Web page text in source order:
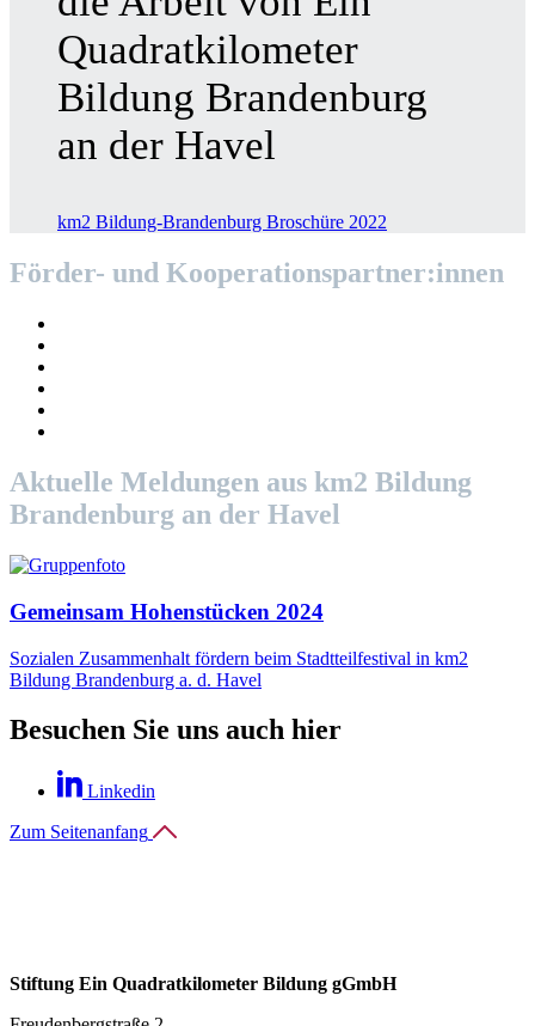
Quadratkilometer
Bildung Brandenburg
an der Havel
km2 Bildung-Brandenburg Broschüre 2022
Förder- und Kooperationspartner:innen
Aktuelle Meldungen aus km2 Bildung
Brandenburg an der Havel
Gemeinsam Hohenstücken 2024
Sozialen Zusammenhalt fördern beim Stadtteilfestival in km2
Bildung Brandenburg a. d. Havel
Besuchen Sie uns auch hier
Linkedin
Zum Seitenanfang
Stiftung Ein Quadratkilometer Bildung gGmbH